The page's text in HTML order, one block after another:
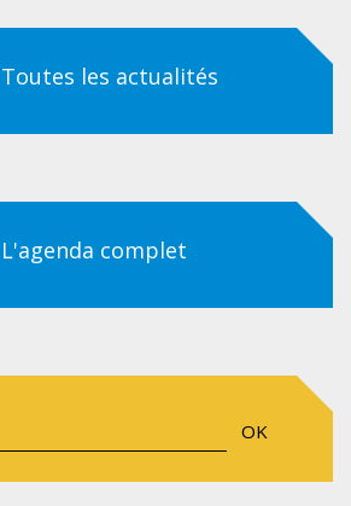
Toutes les actualités
L'agenda complet
OK